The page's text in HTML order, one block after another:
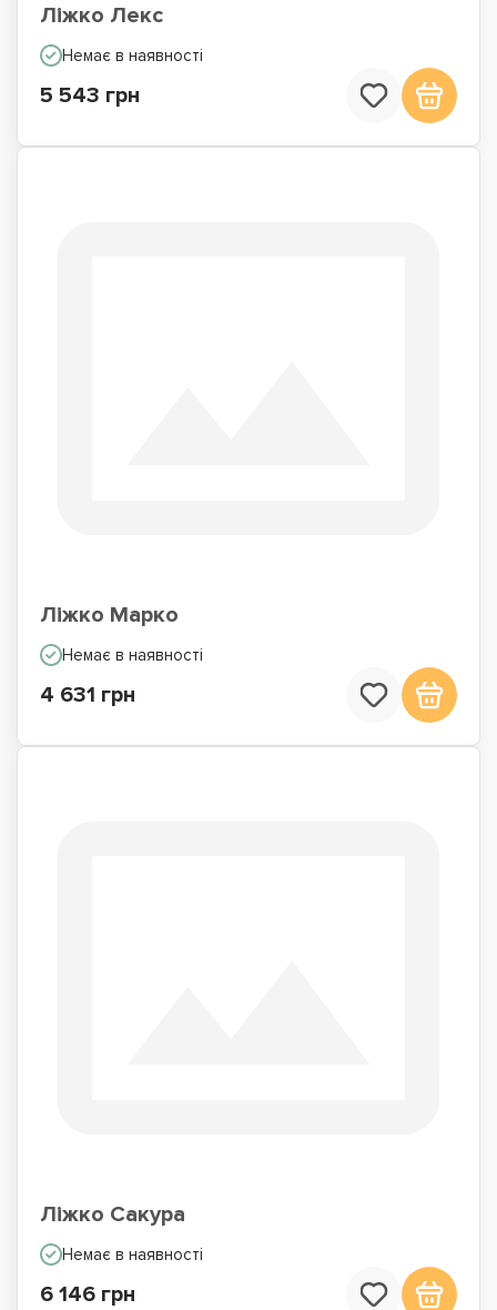
Ліжко Лекс
Немає в наявності
5 543 грн
Ліжко Марко
Немає в наявності
4 631 грн
Ліжко Сакура
Немає в наявності
6 146 грн